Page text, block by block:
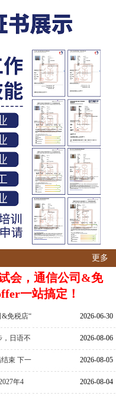
更多
会，通信公司&免
一站搞定！
免税店“ 2026-06-30
，日语不 2026-08-06
束 下一 2026-08-05
年4 2026-08-04